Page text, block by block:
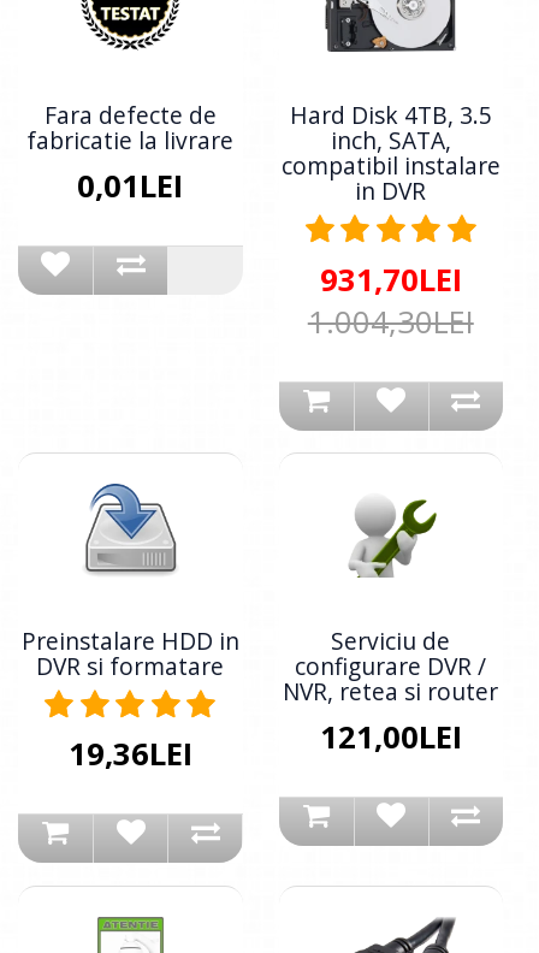
Fara defecte de
fabricatie la livrare
0,01LEI
Hard Disk 4TB, 3.5
inch, SATA,
compatibil instalare
in DVR
931,70LEI
1.004,30LEI
Preinstalare HDD in
DVR si formatare
19,36LEI
Serviciu de
configurare DVR /
NVR, retea si router
121,00LEI